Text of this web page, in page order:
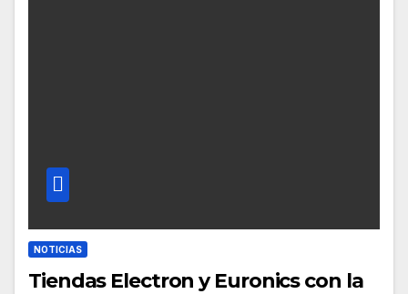
NOTICIAS
Tiendas Electron y Euronics con la